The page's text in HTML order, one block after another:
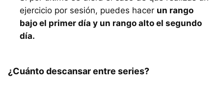
ejercicio por sesión, puedes hacer un rango
bajo el primer día y un rango alto el segundo
día.
¿Cuánto descansar entre series?